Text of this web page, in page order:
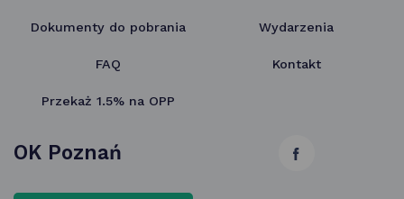
Dokumenty do pobrania Wydarzenia
FAQ Kontakt
Przekaż 1.5% na OPP
link
OK Poznań